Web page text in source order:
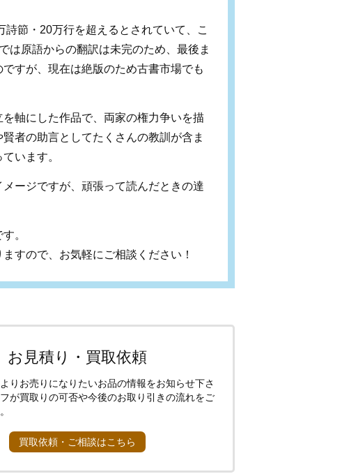
節・20万行を超えるとされていて、こ
は原語からの翻訳は未完のため、最後ま
すが、現在は絶版のため古書市場でも
軸にした作品で、両家の権力争いを描
者の助言としてたくさんの教訓が含ま
います。
ージですが、頑張って読んだときの達
。
すので、お気軽にご相談ください！
お見積り・買取依頼
りお売りになりたいお品の情報をお知らせ下さ
が買取りの可否や今後のお取り引きの流れをご
買取依頼・ご相談はこちら